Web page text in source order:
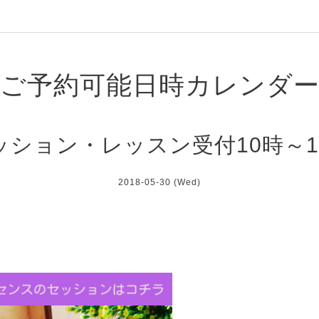
ご予約可能日時カレンダー
ション・レッスン受付10時～
2018-05-30 (Wed)